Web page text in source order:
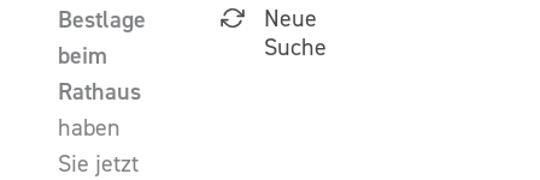
Bestlage
beim
Rathaus
haben
Sie jetzt
Neue
Suche